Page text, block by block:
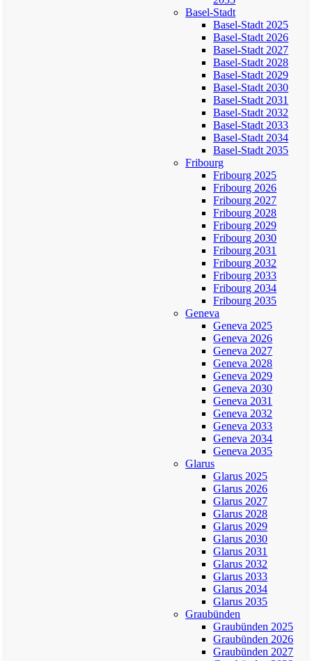
Basel-Stadt
Basel-Stadt 2025
Basel-Stadt 2026
Basel-Stadt 2027
Basel-Stadt 2028
Basel-Stadt 2029
Basel-Stadt 2030
Basel-Stadt 2031
Basel-Stadt 2032
Basel-Stadt 2033
Basel-Stadt 2034
Basel-Stadt 2035
Fribourg
Fribourg 2025
Fribourg 2026
Fribourg 2027
Fribourg 2028
Fribourg 2029
Fribourg 2030
Fribourg 2031
Fribourg 2032
Fribourg 2033
Fribourg 2034
Fribourg 2035
Geneva
Geneva 2025
Geneva 2026
Geneva 2027
Geneva 2028
Geneva 2029
Geneva 2030
Geneva 2031
Geneva 2032
Geneva 2033
Geneva 2034
Geneva 2035
Glarus
Glarus 2025
Glarus 2026
Glarus 2027
Glarus 2028
Glarus 2029
Glarus 2030
Glarus 2031
Glarus 2032
Glarus 2033
Glarus 2034
Glarus 2035
Graubünden
Graubünden 2025
Graubünden 2026
Graubünden 2027